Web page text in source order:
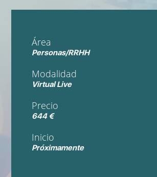
Área
Personas/RRHH
Modalidad
Virtual Live
Precio
644 €
Inicio
Próximamente